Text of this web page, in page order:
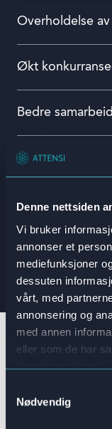
Denne nettsiden
Vi bruker
annonser et
mediefunksjoner
dessuten
vårt, med
annonsering og
med annen
eller som de har
tjenestene deres.
Nødvendig
Overholdelse
Økt
Bedre
Ideelt for
Bedre
Hvordan